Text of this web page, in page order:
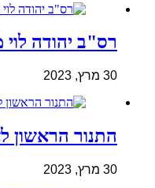
רס"ב יהודה
30 מרץ, 2023
התנור הראשון
30 מרץ, 2023